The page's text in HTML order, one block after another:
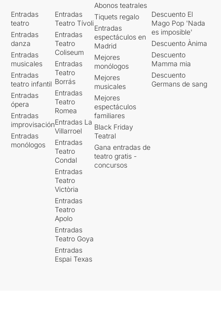
Entradas
teatro
Entradas
danza
Entradas
musicales
Entradas
teatro infantil
Entradas
ópera
Entradas
improvisación
Entradas
monólogos
Entradas
Teatro Tívoli
Entradas
Teatro
Coliseum
Entradas
Teatro
Borrás
Entradas
Teatro
Romea
Entradas La
Villarroel
Entradas
Teatro
Condal
Entradas
Teatro
Victòria
Entradas
Teatro
Apolo
Entradas
Teatro Goya
Entradas
Espai Texas
Abonos teatrales
Tiquets regalo
Entradas
espectáculos en
Madrid
Mejores
monólogos
Mejores
musicales
Mejores
espectáculos
familiares
Black Friday
Teatral
Gana entradas de
teatro gratis -
concursos
Descuento El
Mago Pop 'Nada
es imposible'
Descuento Ànima
Descuento
Mamma mia
Descuento
Germans de sang